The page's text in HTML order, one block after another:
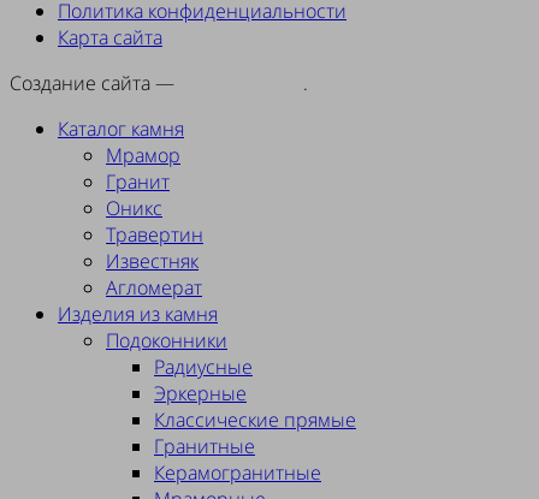
Политика конфиденциальности
Карта сайта
Создание сайта —
.
Каталог камня
Мрамор
Гранит
Оникс
Травертин
Известняк
Агломерат
Изделия из камня
Подоконники
Радиусные
Эркерные
Классические прямые
Гранитные
Керамогранитные